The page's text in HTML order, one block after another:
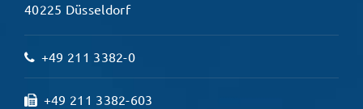
40225 Düsseldorf
+49 211 3382-0
+49 211 3382-603